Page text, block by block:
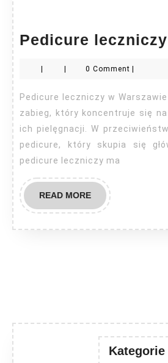
Pedicure
0 Comment
Pedicure leczniczy w Warszawie to specjalistyczny
zabieg, który koncentruje się
ich pielęgnacji. W
pedicure, który skupia się
pedicure leczniczy ma
READ MOREREAD
MORE
Kategorie